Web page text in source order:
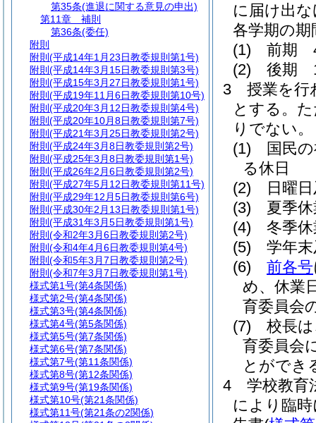
に届け出
各学期の
(1)
前期
(2)
後期
3
授業を行
とする。
りでない。
(1)
国民
る休日
(2)
日曜
(3)
夏季
(4)
冬季
(5)
学年
(6)
前各号
め、休業
育委員会
(7)
校長
育委員会
とができ
4
学校教育
により臨
第35条(進退に関する意見の申出)
第11章
補則
第36条(委任)
附則
附則 (平成14年1月23日教委規則第1号)
附則 (平成14年3月15日教委規則第3号)
附則 (平成15年3月27日教委規則第1号)
附則 (平成19年11月6日教委規則第10号)
附則 (平成20年3月12日教委規則第4号)
附則 (平成20年10月8日教委規則第7号)
附則 (平成21年3月25日教委規則第2号)
附則 (平成24年3月8日教委規則第2号)
附則 (平成25年3月8日教委規則第1号)
附則 (平成26年2月6日教委規則第2号)
附則 (平成27年5月12日教委規則第11号)
附則 (平成29年12月5日教委規則第6号)
附則 (平成30年2月13日教委規則第1号)
附則 (平成31年3月5日教委規則第1号)
附則 (令和2年3月6日教委規則第2号)
附則 (令和4年4月6日教委規則第4号)
附則 (令和5年3月7日教委規則第2号)
附則 (令和7年3月7日教委規則第1号)
様式第1号(第4条関係)
様式第2号(第4条関係)
様式第3号(第4条関係)
様式第4号(第5条関係)
様式第5号(第7条関係)
様式第6号(第7条関係)
様式第7号(第11条関係)
様式第8号(第12条関係)
様式第9号(第19条関係)
様式第10号(第21条関係)
様式第11号(第21条の2関係)